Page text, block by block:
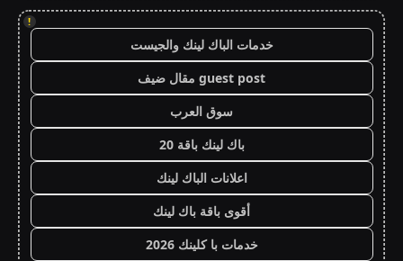
!
خدمات الباك لينك والجيست
guest post مقال ضيف
سوق العرب
باك لينك باقة 20
اعلانات الباك لينك
أقوى باقة باك لينك
خدمات با كلينك 2026